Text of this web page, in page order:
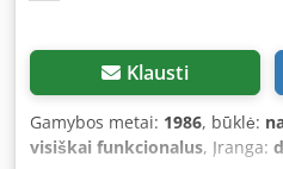
Klausti
Gamybos metai: 1986, būklė:
visiškai funkcionalus, Įranga: